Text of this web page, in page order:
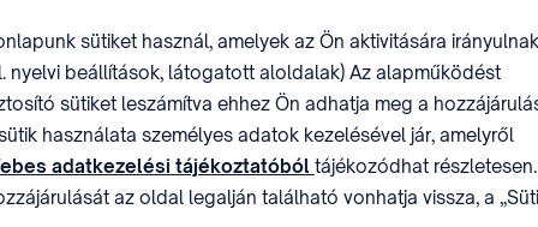
földrajzi területen történik [CIGI rendelet 6. cikk].
vonatkozó földrajzi jelzés lajstromozására irányuló
sütiket használ, amelyek az Ön aktivitására
nyelvi beállítások, látogatott aloldalak) Az alapműködést
sütiket leszámítva ehhez Ön adhatja meg a
használata személyes adatok kezelésével jár, amelyről
adatkezelési tájékoztatóból tájékozódhat részletesen.
az oldal legalján található vonhatja vissza, a